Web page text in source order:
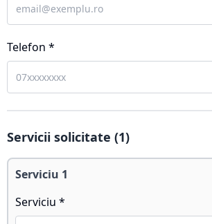
Telefon *
Servicii solicitate (1)
Serviciu 1
Serviciu *